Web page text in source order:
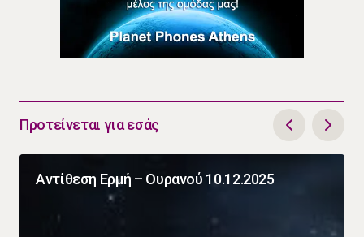
Προτείνεται για εσάς
Αντίθεση Ερμή – Ουρανού 10.12.2025